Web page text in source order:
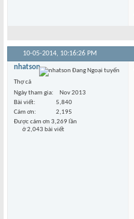
10-05-2014, 10:16:26 PM
nhatson
Thợ cả
Ngày tham gia
Nov 2013
Bài viết
5,840
Cám ơn
2,195
Được cám ơn 3,269 lần
ở 2,043 bài viết